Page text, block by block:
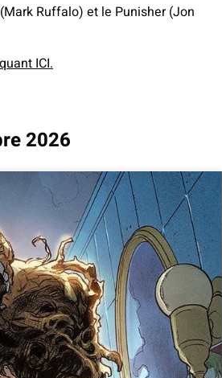
Ruffalo) et le Punisher (Jon
ICI.
2026